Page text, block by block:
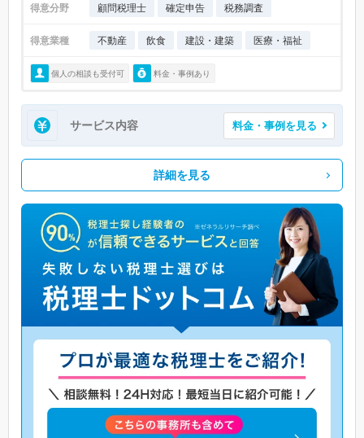
得意分野 顧問税理士 確定申告 税務調査
得意業種 不動産 飲食 建設・建築 医療・福祉
個人の相談も受付可 料金・事例あり
サービス内容 料金・事例を見る
詳細を見る